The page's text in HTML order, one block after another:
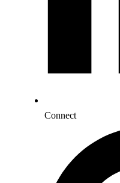
Connect